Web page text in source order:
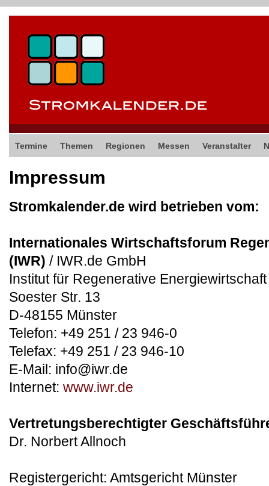
Termine Themen Regionen Messen Veranstalter
Impressum
Stromkalender.de wird betrieben vom:
Internationales Wirtschaftsforum
(IWR) / IWR.de GmbH
Institut für Regenerative Energiewirtschaft
Soester Str. 13
D-48155 Münster
Telefon: +49 251 / 23 946-0
Telefax: +49 251 / 23 946-10
E-Mail: info@iwr.de
Internet: www.iwr.de
Vertretungsberechtigter
Dr. Norbert Allnoch
Registergericht: Amtsgericht Münster